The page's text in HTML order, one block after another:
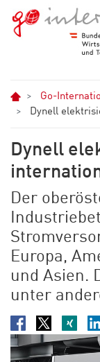
Zum Hauptinhalt
Zur Navigation
Zum Footer springen
Home Go-
Dynell
Dynell
Der
Europa,
und Asien.
unter
Facebook
TwitterXING